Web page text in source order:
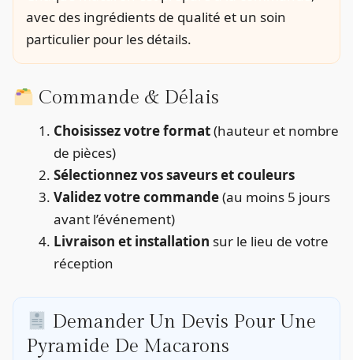
avec des ingrédients de qualité et un soin
particulier pour les détails.
Commande & Délais
Choisissez votre format(hauteur et nombre
de pièces)
Sélectionnez vos saveurs et couleurs
Validez votre commande(au moins 5 jours
avant l’événement)
Livraison et installation sur le lieu de votre
réception
Demander Un Devis Pour Une
Pyramide De Macarons